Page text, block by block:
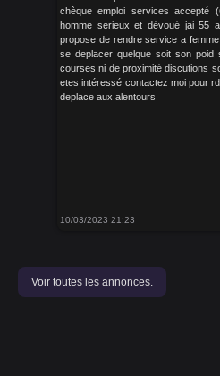
chèque emploi services accepté
homme serieux et dévoué jai 55
propose de rendre service a
se deplacer quelque soit son poid
courses ni de proximité discutions
etes intéressé contactez moi pour
deplace aux alentours
10/03/2023 21:23
Voir toutes les annonces.